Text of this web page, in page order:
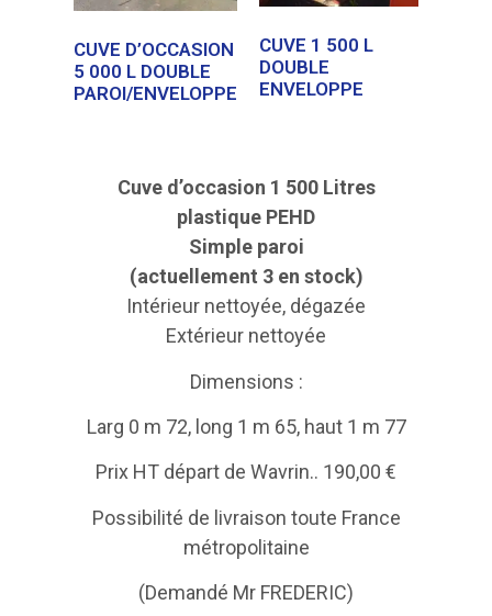
CUVE D’OCCASION
5 000 L DOUBLE
PAROI/ENVELOPPE
CUVE 1 500 L
DOUBLE
ENVELOPPE
Cuve d’occasion 1 500 Litres
plastique PEHD
Simple paroi
(actuellement 3 en stock)
Intérieur nettoyée, dégazée
Extérieur nettoyée
Dimensions :
Larg 0 m 72, long 1 m 65, haut 1 m 77
Prix HT départ de Wavrin.. 190,00 €
Possibilité de livraison toute France
métropolitaine
(Demandé Mr FREDERIC)